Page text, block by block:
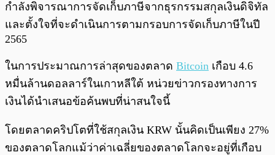
กำลังพิจารณาการจัดเก็บภาษีจากธุรกรรมสกุลเงินดิจิทัล
และตั้งใจที่จะดำเนินการตามกรอบการจัดเก็บภาษีในปี
2565
ในการประมาณการล่าสุดของตลาด Bitcoin เกือบ 4.6
หมื่นล้านดอลลาร์ในเกาหลีใต้ หน่วยข่าวกรองทางการ
เงินได้นำเสนอข้อค้นพบที่น่าสนใจนี้
โดยตลาดคริปโตที่ใช้สกุลเงิน KRW นั้นคิดเป็นเพียง 27%
ของตลาดโลกแม้ว่าค่าเฉลี่ยของตลาดโลกจะอยู่ที่เกือบ